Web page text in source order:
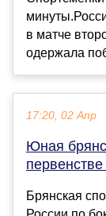
в матче
одержала
17:20, 02 Апр
Юная
Брянская